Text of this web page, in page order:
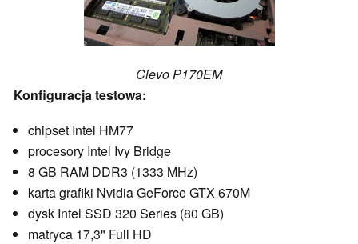
Clevo P170EM
Konfiguracja testowa:
chipset Intel HM77
procesory Intel Ivy Bridge
8 GB RAM DDR3 (1333 MHz)
karta grafiki Nvidia GeForce GTX 670M
dysk Intel SSD 320 Series (80 GB)
matryca 17,3" Full HD